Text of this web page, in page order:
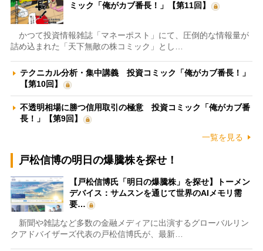
ミック「俺がカブ番長！」【第11回】
かつて投資情報雑誌「マネーポスト」にて、圧倒的な情報量が
詰め込まれた「天下無敵の株コミック」とし…
テクニカル分析・集中講義 投資コミック「俺がカブ番長！」
【第10回】
不透明相場に勝つ信用取引の極意 投資コミック「俺がカブ番
長！」【第9回】
一覧を見る
戸松信博の明日の爆騰株を探せ！
【戸松信博氏「明日の爆騰株」を探せ】トーメン
デバイス：サムスンを通じて世界のAIメモリ需
要…
新聞や雑誌など多数の金融メディアに出演するグローバルリン
クアドバイザーズ代表の戸松信博氏が、最新…